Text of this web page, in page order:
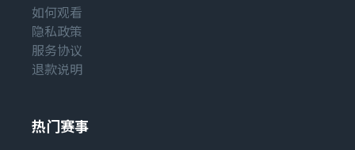
如何观看
隐私政策
服务协议
退款说明
热门赛事